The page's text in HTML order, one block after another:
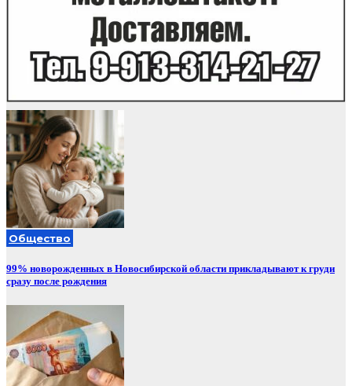
Общество
99% новорожденных в Новосибирской области прикладывают к груди
сразу после рождения